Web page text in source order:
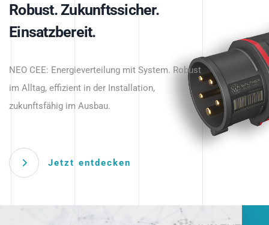
Intelligente Stromverteilung
beginnt hier.
Robust. Zukunftssicher.
Einsatzbereit.
NEO CEE: Energieverteilung mit System. Robust
im Alltag, effizient in der Installation,
zukunftsfähig im Ausbau.
Jetzt entdecken
Intelligenz trifft Energie.
Anwendungen – robust, IP-geschützt und
zukunftsfähig.